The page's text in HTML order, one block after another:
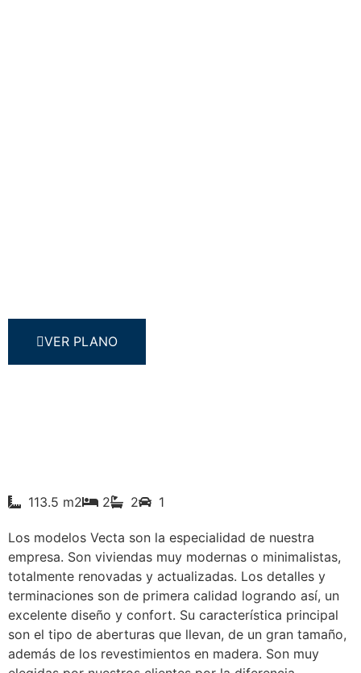
113.5 m2 2 2 1
Los modelos Vecta son la especialidad de nuestra
empresa. Son viviendas muy modernas o minimalistas,
totalmente renovadas y actualizadas. Los detalles y
terminaciones son de primera calidad logrando así, un
excelente diseño y confort. Su característica principal
son el tipo de aberturas que llevan, de un gran tamaño,
además de los revestimientos en madera. Son muy
VER PLANO